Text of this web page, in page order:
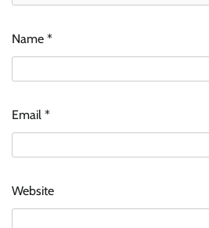
Name *
Email *
Website